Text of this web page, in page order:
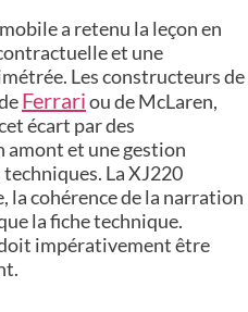
a retenu la leçon en
et une
Les constructeurs de
Ferrariou de McLaren,
écart par des
amont et une gestion
La XJ220
la cohérence de la narration
la fiche technique.
impérativement être